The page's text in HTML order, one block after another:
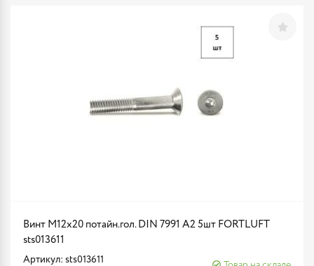
Винт М12х20 потайн.гол. DIN 7991 A2 5шт FORTLUFT
sts013611
Артикул: sts013611